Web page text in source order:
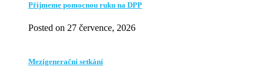
Přijmeme pomocnou ruku na DPP
Posted on 27 července, 2026
Mezigenerační setkání